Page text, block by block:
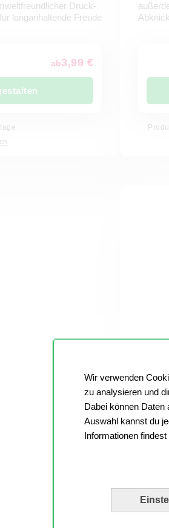
Wir verwenden
zu analysieren und
Dabei können Daten
Auswahl kannst du
Informationen
Druck-
langanhaltende Freude
ab3,99 €
Plakat